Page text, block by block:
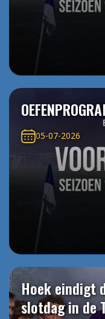
05-07-2026
Hoek eindigt
slotdag in de